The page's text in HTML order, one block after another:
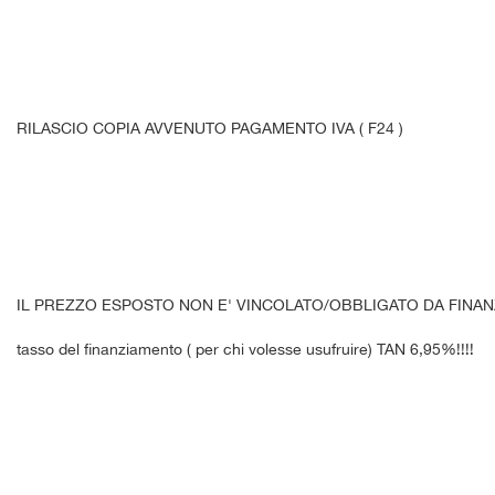
RILASCIO COPIA AVVENUTO PAGAMENTO IVA ( F24 )
IL PREZZO ESPOSTO NON E' VINCOLATO/OBBLIGATO DA
tasso del finanziamento ( per chi volesse usufruire) TAN 6,95%!!!!